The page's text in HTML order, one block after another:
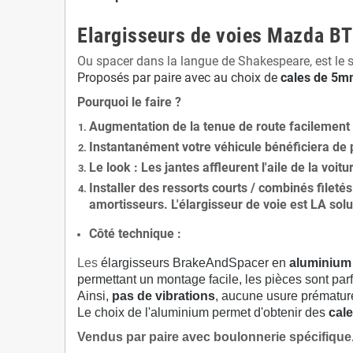
Elargisseurs de voies Mazda
Ou spacer dans la langue de Shakespeare, est
Proposés par paire avec au choix de cales de 5
Pourquoi le faire ?
Augmentation de la tenue de route
Instantanément votre véhicule bénéficiera de
Le look : Les jantes affleurent l'aile de la
Installer des ressorts courts / combinés
amortisseurs. L'élargisseur de voie est LA
Côté technique :
Les élargisseurs BrakeAndSpacer en aluminium
permettant un montage facile, les pièces sont
Ainsi, pas de vibrations, aucune usure
Le choix de l'aluminium permet d'obtenir des
Vendus par paire avec boulonnerie